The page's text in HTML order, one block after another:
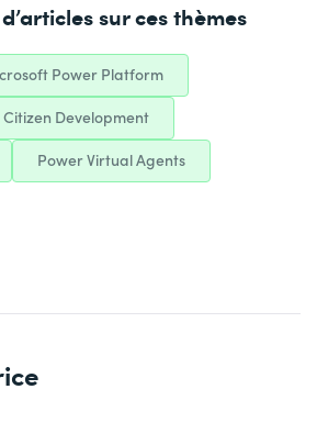
sur ces thèmes
Power Platform
Citizen Development
Power Virtual Agents